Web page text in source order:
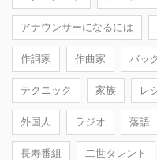
アナウンサーになるには
作詞家 作曲家 バッ
テクニック 家族 レ
外国人 ラジオ 落語
長寿番組 二世タレント